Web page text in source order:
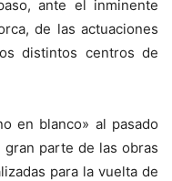
ante el inminente
de las actuaciones
distintos centros de
en blanco» al pasado
parte de las obras
para la vuelta de